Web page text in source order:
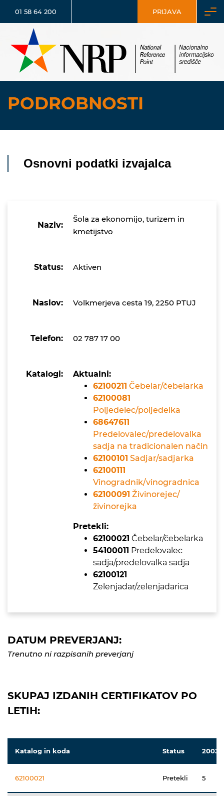
01 58 64 200 PRIJAVA
PODROBNOSTI
Osnovni podatki izvajalca
Naziv:
Šola za ekonomijo, turizem in
kmetijstvo
Status: Aktiven
Naslov: Volkmerjeva cesta 19, 2250 PTUJ
Telefon: 02 787 17 00
Katalogi:
Aktualni:
62100211 Čebelar/čebelarka
62100081
Poljedelec/poljedelka
68647611
Predelovalec/predelovalka
sadja na tradicionalen način
62100101 Sadjar/sadjarka
62100111
Vinogradnik/vinogradnica
62100091 Živinorejec/
živinorejka
Pretekli:
62100021 Čebelar/čebelarka
54100011 Predelovalec
sadja/predelovalka sadja
62100121
Zelenjadar/zelenjadarica
DATUM PREVERJANJ:
Trenutno ni razpisanih preverjanj
SKUPAJ IZDANIH CERTIFIKATOV PO
LETIH:
Katalog in koda Status 2003
62100021 Pretekli 5